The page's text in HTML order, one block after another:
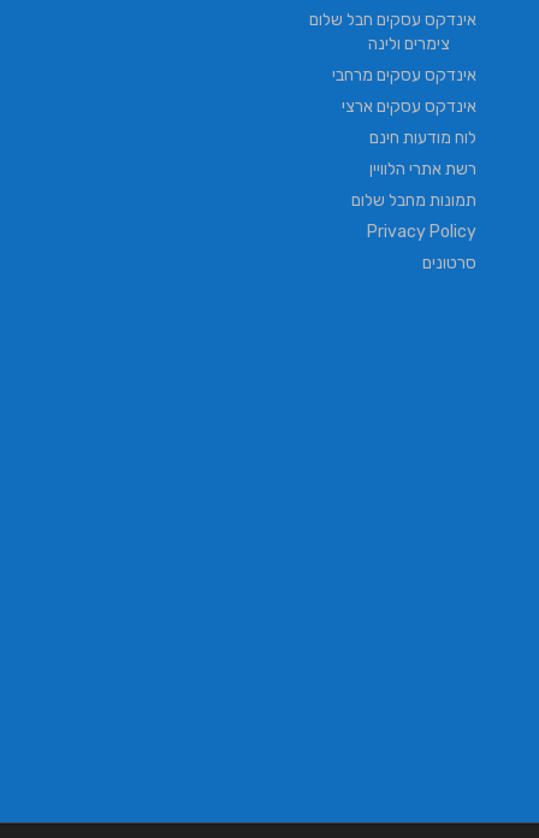
אינדקס עסקים חבל שלום
צימרים ולינה
אינדקס עסקים מרחבי
אינדקס עסקים ארצי
לוח מודעות חינם
רשת אתרי הלוויין
תמונות מחבל שלום
Privacy Policy
סרטונים